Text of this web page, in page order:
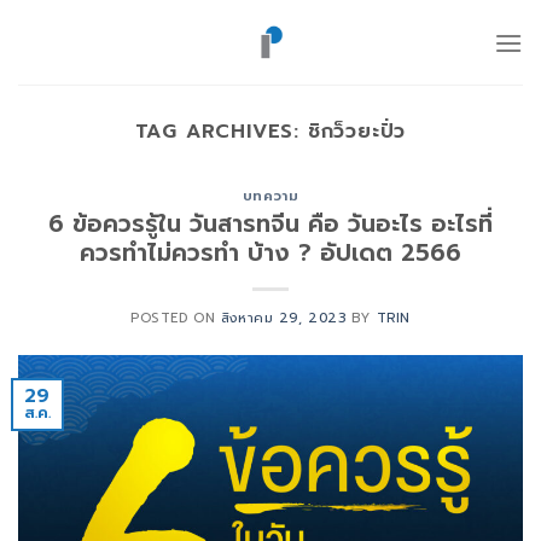
TAG ARCHIVES: ชิกว็วยะปั่ว
บทความ
6 ข้อควรรู้ใน วันสารทจีน คือ วันอะไร อะไรที่
ควรทำไม่ควรทำ บ้าง ? อัปเดต 2566
POSTED ON สิงหาคม 29, 2023 BY TRIN
29
ส.ค.